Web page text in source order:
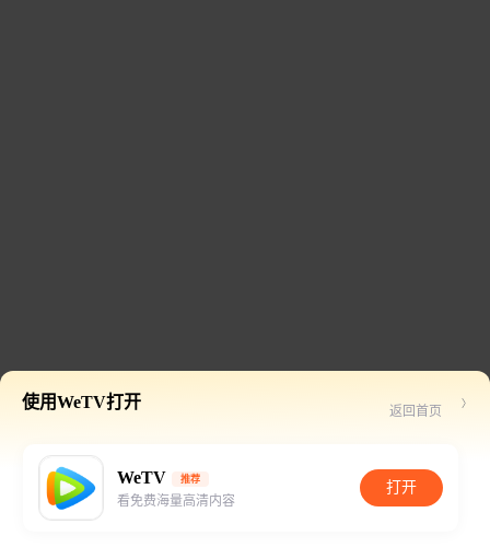
使用WeTV打开 返回首页
WeTV 推荐
看免费海量高清内容
打开